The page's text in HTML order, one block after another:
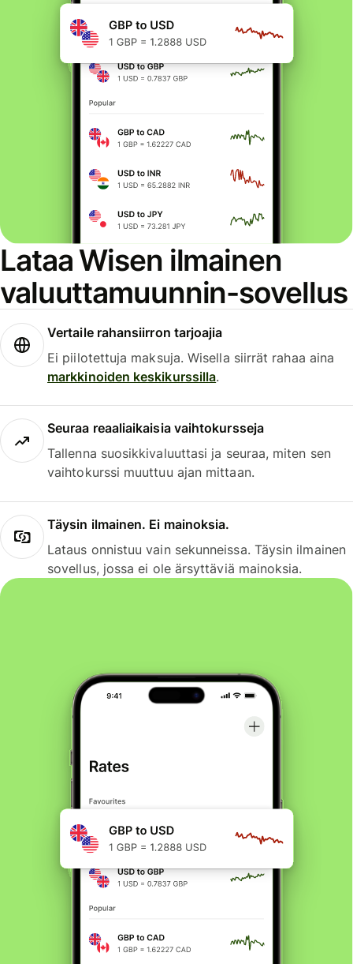
Lataa Wisen ilmainen
valuuttamuunnin-sovellus
Vertaile rahansiirron tarjoajia
Ei piilotettuja maksuja. Wisella siirrät rahaa aina
markkinoiden keskikurssilla.
Seuraa reaaliaikaisia vaihtokursseja
Tallenna suosikkivaluuttasi ja seuraa, miten sen
vaihtokurssi muuttuu ajan mittaan.
Täysin ilmainen. Ei mainoksia.
Lataus onnistuu vain sekunneissa. Täysin ilmainen
sovellus, jossa ei ole ärsyttäviä mainoksia.